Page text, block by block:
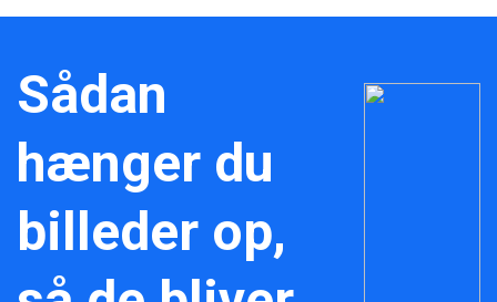
Sådan
hænger du
billeder op,